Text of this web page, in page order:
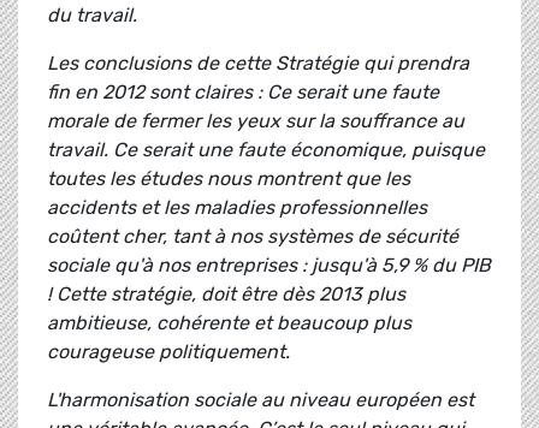
du travail.
Les conclusions de cette Stratégie qui prendra
fin en 2012 sont claires : Ce serait une faute
morale de fermer les yeux sur la souffrance au
travail. Ce serait une faute économique, puisque
toutes les études nous montrent que les
accidents et les maladies professionnelles
coûtent cher, tant à nos systèmes de sécurité
sociale qu'à nos entreprises : jusqu'à 5,9 % du PIB
! Cette stratégie, doit être dès 2013 plus
ambitieuse, cohérente et beaucoup plus
courageuse politiquement.
L'harmonisation sociale au niveau européen est